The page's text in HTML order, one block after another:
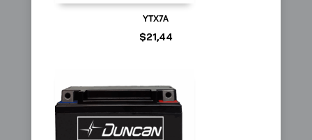
YTX7A
$21,44